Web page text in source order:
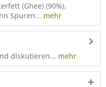
(Ghee) (90%),
Spuren... mehr
diskutieren... mehr